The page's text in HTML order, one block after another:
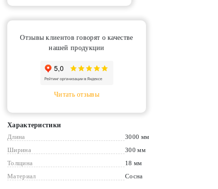
Отзывы клиентов говорят о качестве
нашей продукции
Читать отзывы
Характеристики
Длина
3000 мм
Ширина
300 мм
Толщина
18 мм
Материал
Сосна